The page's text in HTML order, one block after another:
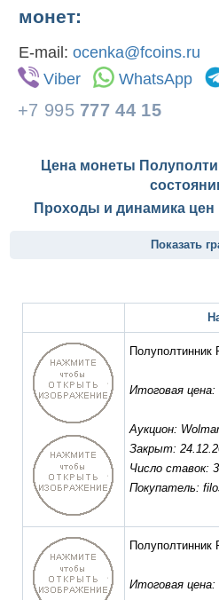
монет:
E-mail: ocenka@fcoins.ru
Viber
WhatsApp
+7 995 777 44 15
Цена монеты
Проходы и динамика цен
Показать
Полуполтинник
Итоговая цена:
Аукцион:
Закрыт:
Число ставок:
Покупатель:
Полуполтинник
Итоговая цена: